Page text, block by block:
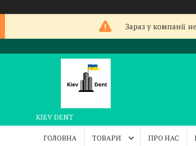
Зараз у компанії
KIEV DENT
ГОЛОВНА ТОВАРИ ПРО НАС